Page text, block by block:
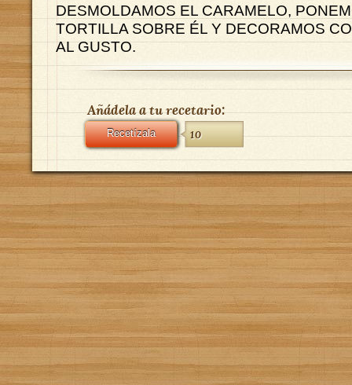
DESMOLDAMOS EL CARAMELO,
TORTILLA SOBRE ÉL Y DECORAMOS
AL GUSTO.
Añádela a tu recetario:
Recetízala 10